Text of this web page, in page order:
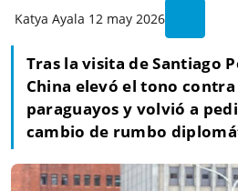
Katya Ayala 12 may 2026
Tras la visita de Santiago
China elevó el tono
paraguayos y volvió a
cambio de rumbo